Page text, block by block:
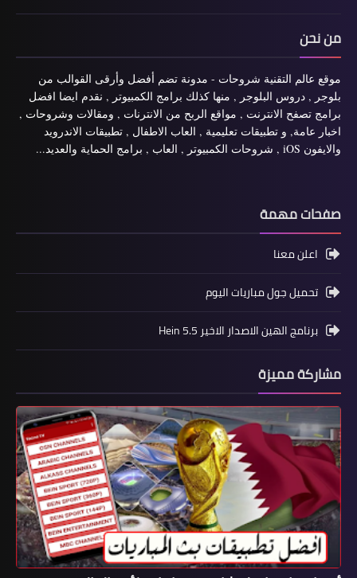
من نحن
موقع عالم التقنية شروحات - مدونة تضم أفضل وأرقى القوالب من
بلوجر , دروس البلوجر , منها كذلك برامج الكمبيوتر , نقدم ايضا افضل
برامج تصفح الانترنت , مواقع الربح من الانترنات , ومقالات وشروحات ,
اخبار عامة, و تطبيقات تعليمية , العاب الاطفال , تطبيقات الاندرويد
والايفون iOS , شروحات الكمبيوتر , العاب , برامج الحماية والعديد...
صفحات مهمة
اعلن معنا
تحميل جول مباريات اليوم
برنامج الهين الاصدار الاخير Hein 5.5
مشاركة مميزة